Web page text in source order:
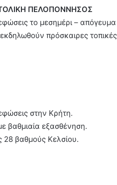
ΠΕΛΟΠΟΝΝΗΣΟΣ
το μεσημέρι –
πρόσκαιρες
στην Κρήτη.
βαθμιαία εξασθένηση.
βαθμούς Κελσίου.